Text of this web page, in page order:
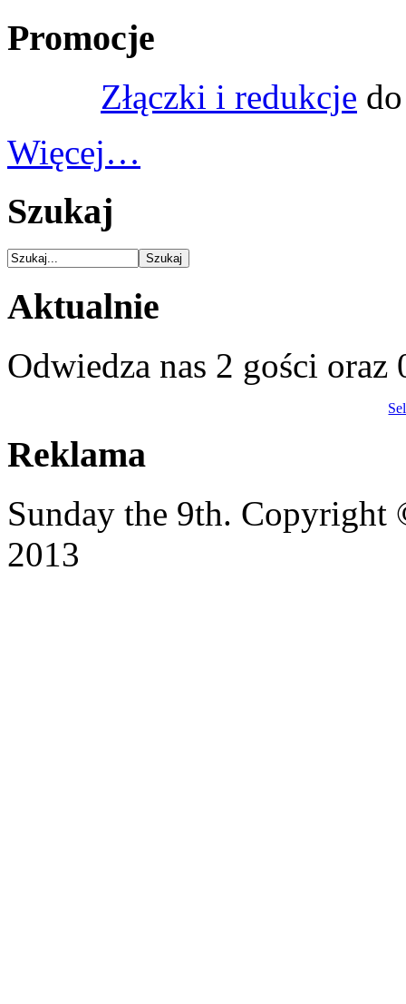
Promocje
Złączki i redukcje
Więcej…
Szukaj
Aktualnie
Odwiedza nas 2 gości
Reklama
Sunday the 9th.
2013